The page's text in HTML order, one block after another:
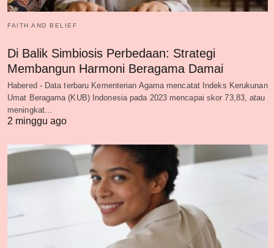
FAITH AND BELIEF
Di Balik Simbiosis Perbedaan: Strategi
Membangun Harmoni Beragama Damai
Habered - Data terbaru Kementerian Agama mencatat Indeks Kerukunan
Umat Beragama (KUB) Indonesia pada 2023 mencapai skor 73,83, atau
meningkat…
2 minggu ago